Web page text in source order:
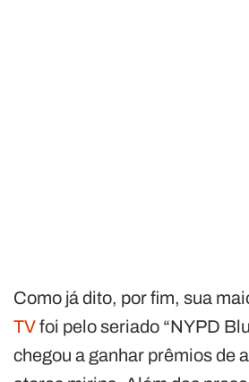
Como já dito, por fim, sua
TVfoi pelo seriado “NYPD
chegou a ganhar prêmios de